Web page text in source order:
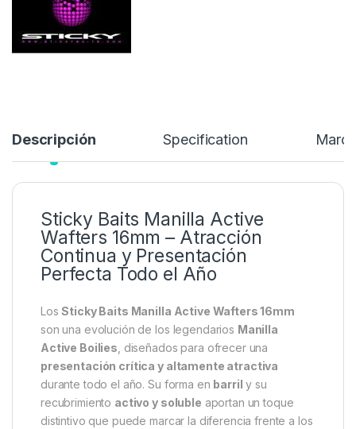
Descripción Specification Marca
Sticky Baits Manilla Active
Wafters 16mm – Atracción
Continua y Presentación
Perfecta Todo el Año
LosSticky Baits Manilla Active Wafters 16mm
son una evolución de los legendarios Manilla
Active Boilies , diseñados para ofrecer una
presentación crítica y altamente atractiva
durante todo el año. Su forma en barril y su
recubrimiento activo y soluble aportan un toque
distintivo que puede marcar la diferencia frente a los